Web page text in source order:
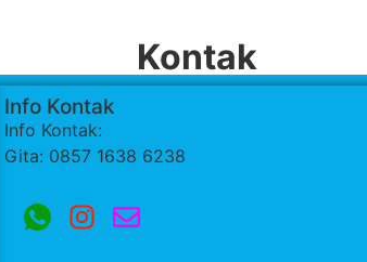
Kontak
Info Kontak
Info Kontak:
Gita: 0857 1638 6238